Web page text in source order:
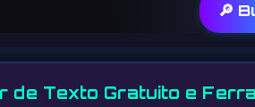
🔎
de Texto Gratuito e